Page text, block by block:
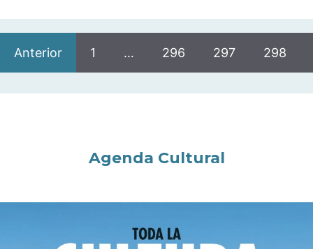
Anterior 1 … 296 297 298
Agenda Cultural